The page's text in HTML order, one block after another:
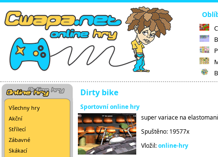
Všechny hry
Akční
Střílecí
Zábavné
Skákací
Dirty bike
Sportovní online hry
super variace na
Spuštěno: 19577x
Vložil:online-hry